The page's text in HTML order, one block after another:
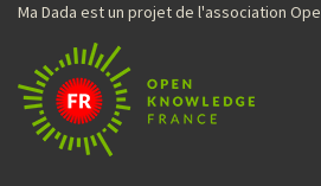
Ma Dada est un projet de l'association